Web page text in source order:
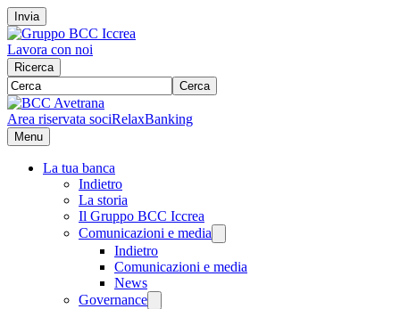
Invia
Lavora con noi
Ricerca
Cerca
Area riservata sociRelaxBanking
Menu
La tua banca
Indietro
La storia
Il Gruppo BCC Iccrea
Comunicazioni e media
Indietro
Comunicazioni e media
News
Governance